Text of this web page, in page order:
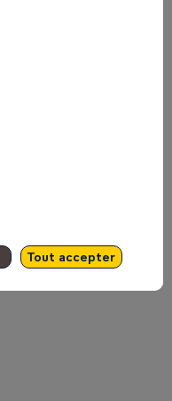
Tout accepter